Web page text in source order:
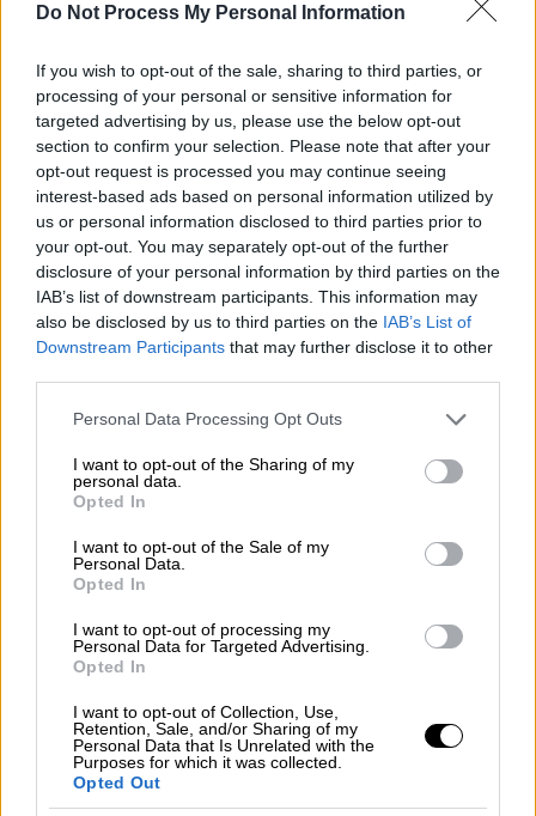
Do Not Process My Personal Information
If you wish to opt-out of the sale, sharing to third parties, or
processing of your personal or sensitive information for
targeted advertising by us, please use the below opt-out
section to confirm your selection. Please note that after your
opt-out request is processed you may continue seeing
interest-based ads based on personal information utilized by
us or personal information disclosed to third parties prior to
your opt-out. You may separately opt-out of the further
disclosure of your personal information by third parties on the
IAB’s list of downstream participants. This information may
also be disclosed by us to third parties on the IAB’s List of
Downstream Participants that may further disclose it to other
Please note that this website/app uses one or more Google
not limited to your visit or usage behaviour. You may click to
grant or deny consent to Google and its third-party tags to
use your data for below specified purposes in below Google
consent section.
Personal Data Processing Opt Outs
I want to opt-out of the Sharing of my
personal data.
Opted In
I want to opt-out of the Sale of my
Personal Data.
Opted In
I want to opt-out of processing my
Personal Data for Targeted Advertising.
Opted In
I want to opt-out of Collection, Use,
Retention, Sale, and/or Sharing of my
Personal Data that Is Unrelated with the
Purposes for which it was collected.
Opted Out
Υπεύθυνοι εκδηλώσεων: Άννα – Βασιλική
Καραπαναγιώτη (Γενικός συντονισμός),
Ευάγγελος Βιβλιοδέτης, Κωνσταντίνος
Νικολέντζος, Παναγιώτα Κουτσιανά,
Αριάδνη Κλωνιζάκη, Αικατερίνη Κωστάντη,
Κάτια Μαντέλη, Νεκταρία Ρουμελιώτη,
Μαρία Σελέκου, Μαρία Χιδίρογλου
Τηλ. 2132144856, 2132144889, e-mail:
eam@culture.gr
Νομισματικό Μουσείο
Παρουσίαση νέου μεταλλίου του
Νομισματικού Μουσείου για το 2024
27 Σεπτεμβρίου, ώρα: 12:00
Παρουσίαση νέου μεταλλίου του
Νομισματικού Μουσείου για το 2024 στην
αίθουσα Εσπερίδων του Ιλίου Μελάθρου.
Ρεσιτάλ κιθάρας
27 Σεπτεμβρίου, ώρα: 19:00.
στην αίθουσα Εσπερίδων του Ιλίου
Μελάθρου.
Διεύθυνση χώρου εκδηλώσεων: